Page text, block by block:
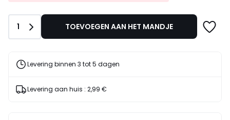
code
LAST
Aantal
1 TOEVOEGEN AAN HET MANDJE
Levering binnen 3 tot 5 dagen
Levering aan huis : 2,99 €